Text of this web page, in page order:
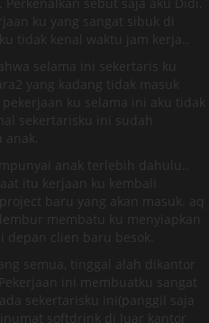
ku yang sangat sibuk di
tidak kenal waktu jam kerja..
selama ini sekertaris ku
yang kadang tidak masuk
pekerjaan ku selama ini aku tidak
sekertarisku ini sudah
anak terlebih dahulu..
itu kerjaan ku kembali
baru yang akan masuk. aq
membatu ku menyiapkan
clien baru besok.
semua, tinggal alah dikantor
ini membuatku sangat
sekertarisku ini(panggil saja
softdrink di luar kantor